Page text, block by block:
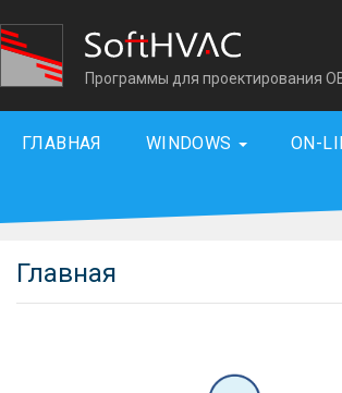
Программы для проектирования
ГЛАВНАЯ WINDOWS ON-
Главная